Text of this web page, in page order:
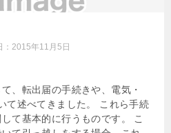
2015年11月5日
、転出届の手続きや、電気・
て述べてきました。 これら手続
て基本的に行うものです。 こ